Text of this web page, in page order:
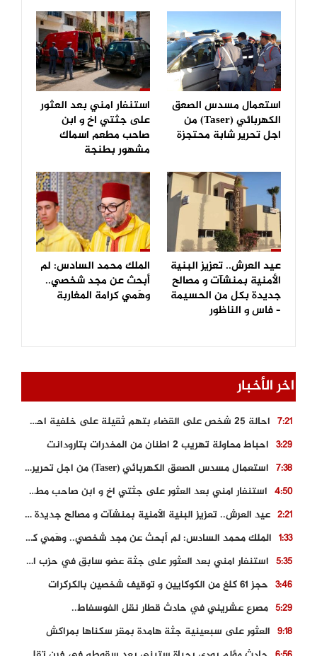
استعمال مسدس الصعق
الكهربائي (Taser) من
اجل تحرير شابة محتجزة
استنفار امني بعد العثور
على جثتي اخ و ابن
صاحب مطعم اسماك
مشهور بطنجة
عيد العرش.. تعزيز البنية
الأمنية بمنشآت و مصالح
جديدة بكل من الحسيمة
– فاس و الناظور
الملك محمد السادس: لم
أبحث عن مجد شخصي..
وهَمي كرامة المغاربة
اخر الأخبار
7:21
احالة 25 شخص على القضاء بتهم ثقيلة على خلفية احداث المناطق الشمالية
3:29 احباط محاولة تهريب 2 اطنان من المخدرات بتارودانت
7:38
استعمال مسدس الصعق الكهربائي (Taser) من اجل تحرير شابة محتجزة
4:50
استنفار امني بعد العثور على جثتي اخ و ابن صاحب مطعم اسماك مشهور بطنجة
2:21
عيد العرش.. تعزيز البنية الأمنية بمنشآت و مصالح جديدة بكل من الحسيمة – فاس و الناظور
1:33
الملك محمد السادس: لم أبحث عن مجد شخصي.. وهَمي كرامة المغاربة
5:35
استنفار امني بعد العثور على جثة عضو سابق في حزب المصباح بالقنيطرة..
3:46 حجز 61 كلغ من الكوكايين و توقيف شخصين بالكركرات
5:29 مصرع عشريني في حادث قطار نقل الفوسفاط..
9:18 العثور على سبعينية جثة هامدة بمقر سكناها بمراكش